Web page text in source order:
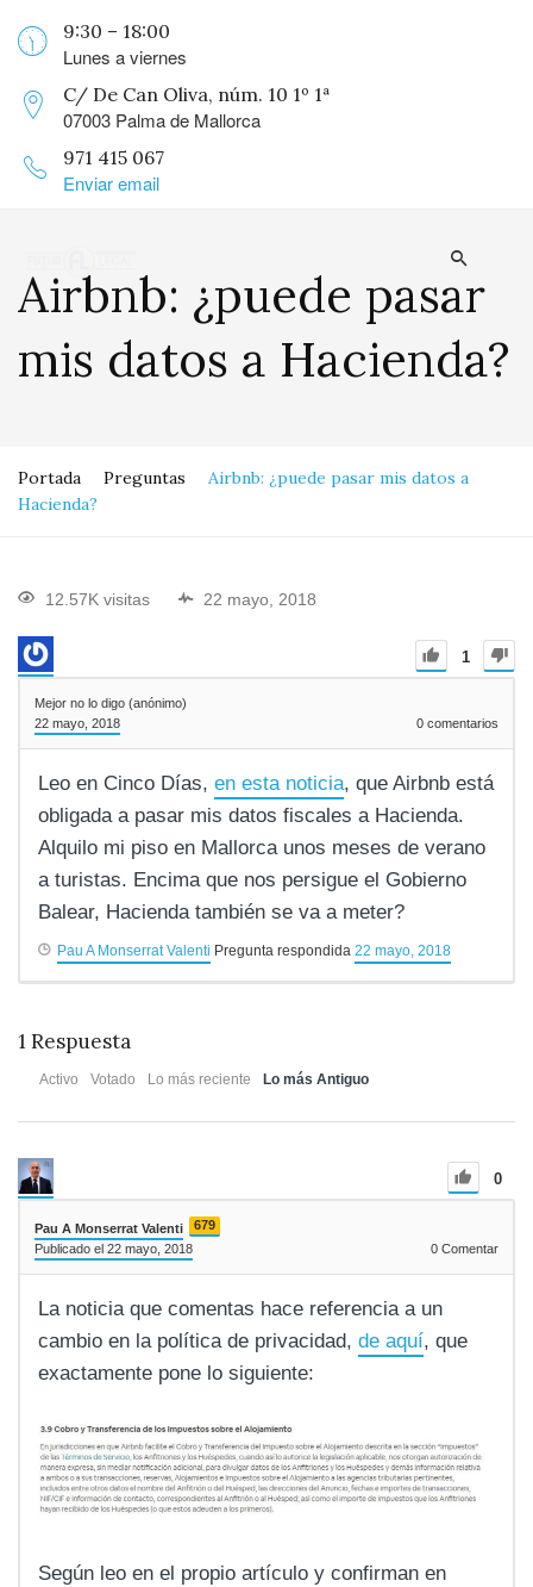
9:30 – 18:00
Lunes a viernes
C/ De Can Oliva, núm. 10 1º 1ª
07003 Palma de Mallorca
971 415 067
Enviar email
Airbnb: ¿puede pasar
mis datos a Hacienda?
Portada Preguntas
Airbnb: ¿puede pasar mis datos a
Hacienda?
12.57K visitas 22 mayo, 2018
1
Mejor no lo digo (anónimo)
22 mayo, 2018
0 comentarios
Leo en Cinco Días, en esta noticia, que Airbnb está
obligada a pasar mis datos fiscales a Hacienda.
Alquilo mi piso en Mallorca unos meses de verano
a turistas. Encima que nos persigue el Gobierno
Balear, Hacienda también se va a meter?
Pau A Monserrat Valenti Pregunta respondida 22 mayo, 2018
1 Respuesta
Activo Votado Lo más reciente Lo más Antiguo
0
Pau A Monserrat Valenti
679
Publicado el 22 mayo, 2018
0 Comentar
La noticia que comentas hace referencia a un
cambio en la política de privacidad, de aquí, que
exactamente pone lo siguiente:
Según leo en el propio artículo y confirman en